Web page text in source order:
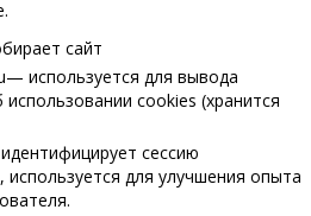
сайт
используется для вывода
cookies (хранится
сессию
используется для улучшения опыта